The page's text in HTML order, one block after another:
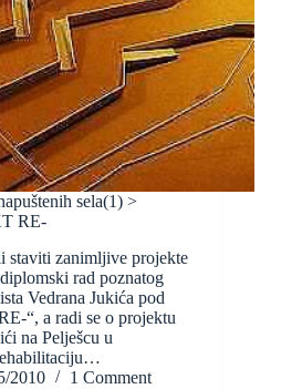
sela(1) >
RE-
staviti zanimljive projekte
rad poznatog
Vedrana Jukića pod
“, a radi se o projektu
na Pelješcu u
2010 1 Comment